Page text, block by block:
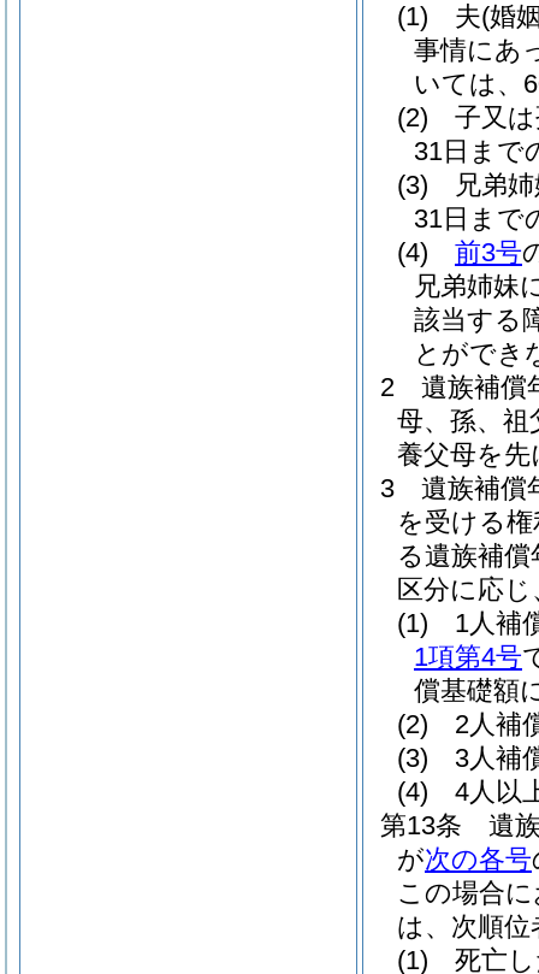
(1)
夫(婚
事情にあ
いては、
(2)
子又
31日まで
(3)
兄弟
31日まで
(4)
前3号
兄弟姉妹
該当する
とができ
2
遺族補償
母、孫、
養父母を
3
遺族補償
を受ける
る遺族補
区分に応
(1)
1人補
1項第4号
償基礎額
(2)
2人補
(3)
3人補
(4)
4人以
第13条
遺
が次の各号
この場合
は、次順
(1)
死亡